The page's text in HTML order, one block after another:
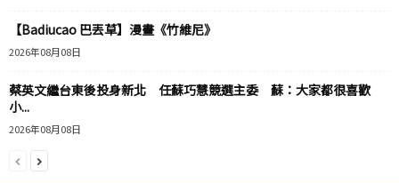
【Badiucao 巴丟草】漫畫《竹維尼》
2026年08月08日
蔡英文繼台東後投身新北 任蘇巧慧競選主委 蘇：大家都很喜歡
小...
2026年08月08日